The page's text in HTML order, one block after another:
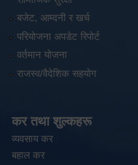
बजेट, आम्दनी र खर्च
परियोजना अपडेट रिपोर्ट
वर्तमान योजना
राजस्व/वैदेशिक सहयोग
कर तथा शुल्कहरू
व्यवसाय कर
बहाल कर